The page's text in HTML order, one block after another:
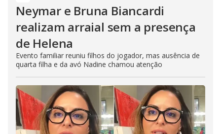
Neymar e Bruna Biancardi
realizam arraial sem a presença
de Helena
Evento familiar reuniu filhos do jogador, mas ausência de
quarta filha e da avó Nadine chamou atenção